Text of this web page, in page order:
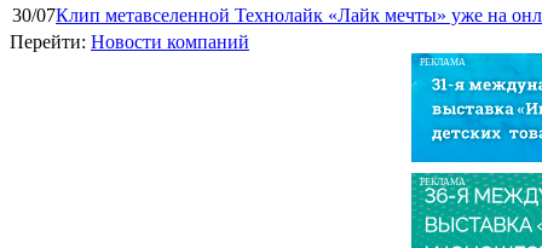
30/07Клип метавселенной Технолайк «Лайк мечты» уже на
Перейти: Новости компаний
РЕКЛАМА
РЕКЛАМА